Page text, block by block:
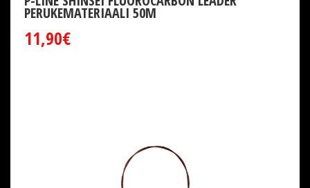
PERUKEMATERIAALI 50M
11,90€